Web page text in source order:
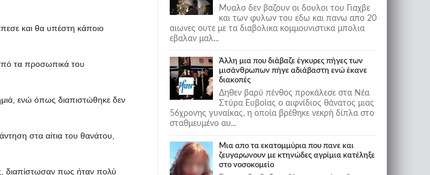
και θα υπέστη κάποιο
τα προσωπικά του
ενώ όπως διαπιστώθηκε δεν
στα αίτια του θανάτου,
διαπίστωσαν πως ήταν πολύ
Μυαλο δεν βαζουν οι δουλοι του Γιαχβε
και των φυλων του εδω και πανω απο 20
αιωνες ουτε με τα διαβολικα κομμουνιστικα μπολια
εβαλαν μαλ...
Άλλη μια που διάβαζε έγκυρες πήγες των
μισάνθρωπων πήγε αδιάβαστη ενώ έκανε
διακοπές
Δηθεν βαρύ πένθος προκάλεσε στα Νέα
Στύρα Ευβοίας ο αιφνίδιος θάνατος μιας
56χρονης γυναίκας, η οποία βρέθηκε νεκρή δίπλα στο
σταθμευμένο αυ...
Μια απο τα εκατομμύρια που πανε και
ζευγαρωνουν με κτηνώδες αγρίμια κατέληξε
στο νοσοκομείο